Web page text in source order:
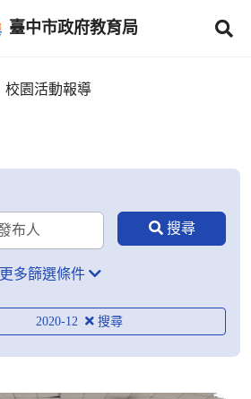
臺中市政府教育局
校園活動報導
更多篩選條件
2020-12